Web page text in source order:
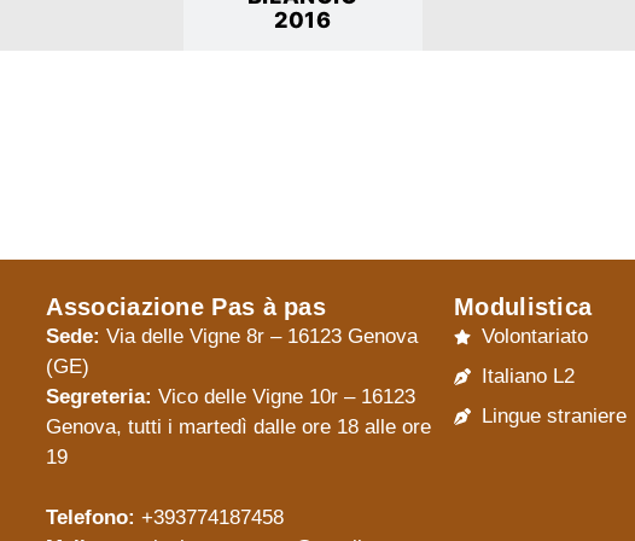
2016
Associazione Pas à pas
Sede: Via delle Vigne 8r – 16123 Genova
(GE)
Segreteria: Vico delle Vigne 10r – 16123
Genova, tutti i martedì dalle ore 18 alle ore
19
Telefono: +393774187458
Modulistica
Volontariato
Italiano L2
Lingue straniere